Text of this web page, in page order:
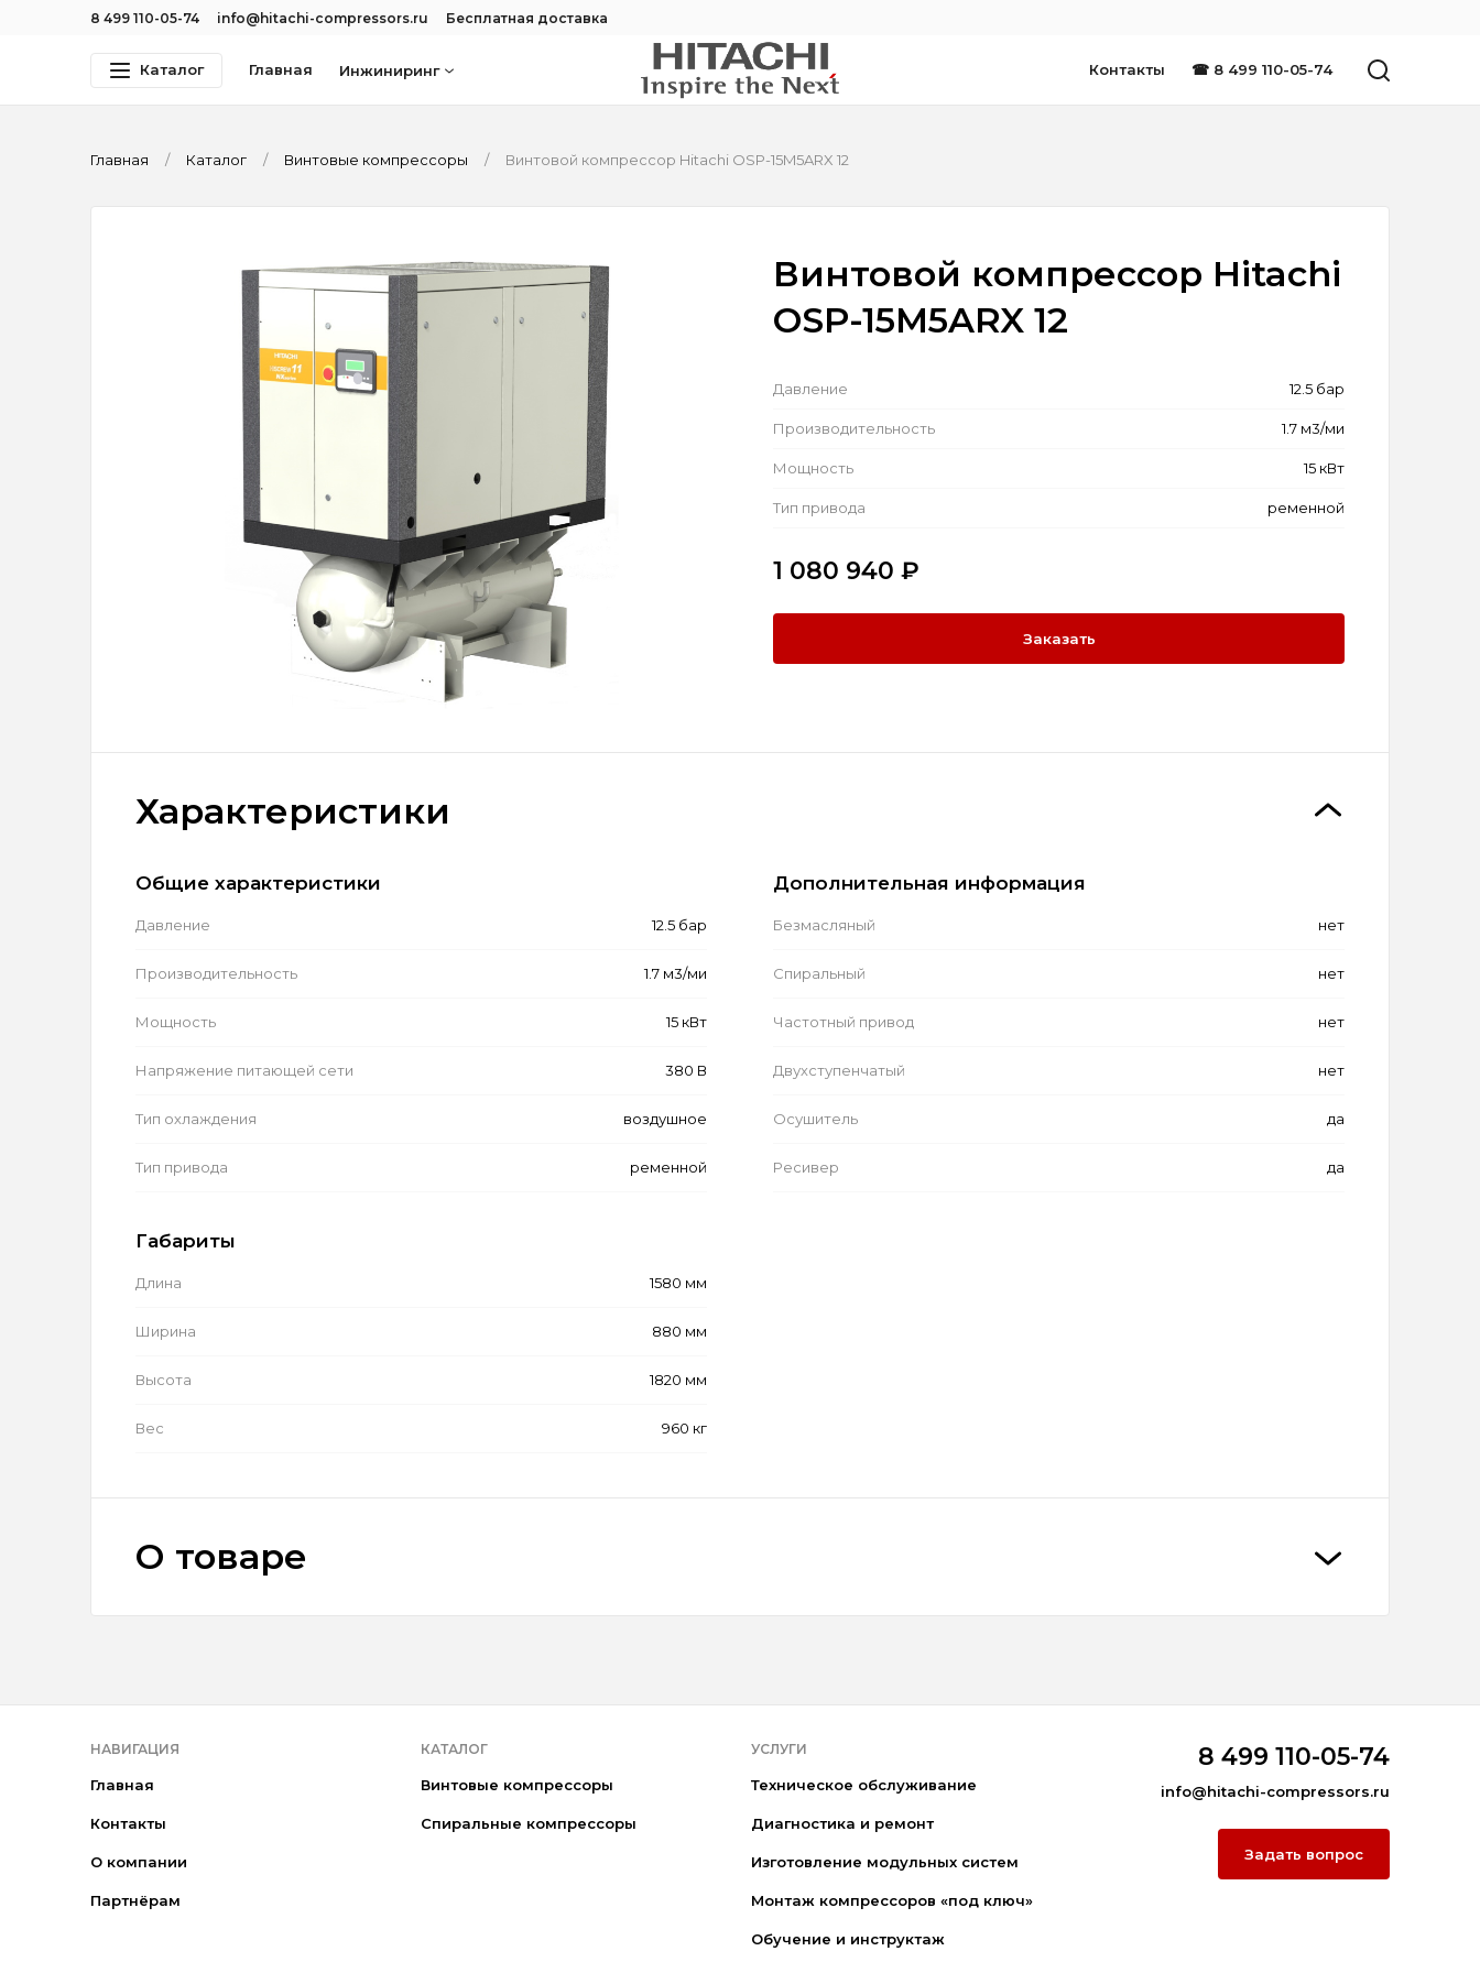
8 499 110-05-74 info@hitachi-compressors.ru Бесплатная доставка
Каталог Главная Инжиниринг Контакты ☎ 8 499 110-05-74
Главная Каталог Винтовые компрессоры Винтовой компрессор Hitachi OSP-15M5ARX 12
Винтовой компрессор Hitachi
OSP-15M5ARX 12
Давление 12.5 бар
Производительность 1.7 м3/ми
Мощность 15 кВт
Тип привода ременной
1 080 940 ₽
Заказать
Характеристики
Общие характеристики
Давление 12.5 бар
Производительность 1.7 м3/ми
Мощность 15 кВт
Напряжение питающей сети 380 В
Тип охлаждения воздушное
Тип привода ременной
Дополнительная информация
Безмасляный нет
Спиральный нет
Частотный привод нет
Двухступенчатый нет
Осушитель да
Ресивер да
Габариты
Длина 1580 мм
Ширина 880 мм
Высота 1820 мм
Вес 960 кг
О товаре
НАВИГАЦИЯ
Главная
Контакты
О компании
Партнёрам
КАТАЛОГ
Винтовые компрессоры
Спиральные компрессоры
УСЛУГИ
Техническое обслуживание
Диагностика и ремонт
Изготовление модульных систем
Монтаж компрессоров «под ключ»
Обучение и инструктаж
8 499 110-05-74
info@hitachi-compressors.ru
Задать вопрос